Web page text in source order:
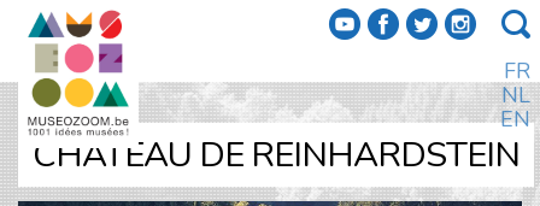
f a b e
FR
NL
EN
CHÂTEAU DE REINHARDSTEIN